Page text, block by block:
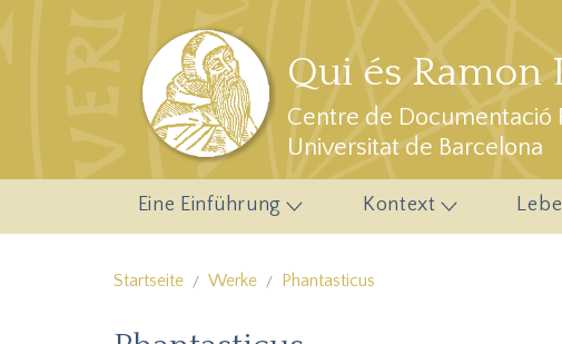
Direkt zum Inhalt
Qui és Ramon
Centre de Documentació
Universitat de Barcelona
Eine Einführung Kontext
Startseite Werke Phantasticus